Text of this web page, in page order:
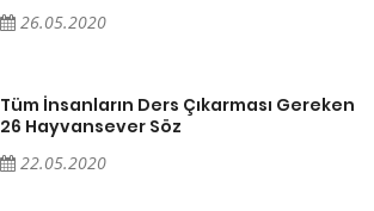
26.05.2020
Tüm İnsanların Ders Çıkarması Gereken
26 Hayvansever Söz
22.05.2020